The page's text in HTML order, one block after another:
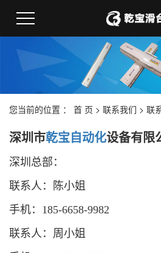
您当前的位置 ： 首 页 > 联系我们 > 联
深圳市乾宝自动化设备有限
深圳总部：
联系人：陈小姐
手机：185-6658-9982
联系人： 周小姐